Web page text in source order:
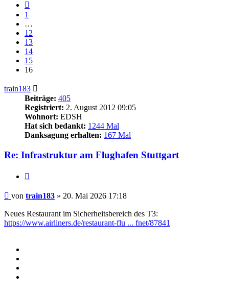
1
…
12
13
14
15
16
train183
Beiträge: 405
Registriert: 2. August 2012 09:05
Wohnort: EDSH
Hat sich bedankt: 1244 Mal
Danksagung erhalten: 167 Mal
Re: Infrastruktur am Flughafen Stuttgart
Beitrag
von train183 » 20. Mai 2026 17:18
Neues Restaurant im Sicherheitsbereich des T3:
https://www.airliners.de/restaurant-flu ... fnet/87841